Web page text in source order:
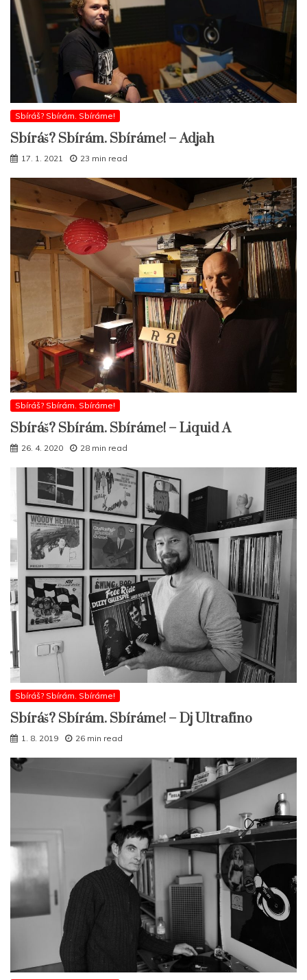
Sbíráš? Sbírám. Sbíráme!
Sbíráš? Sbírám. Sbíráme! – Adjah
17. 1. 2021 23 min read
Sbíráš? Sbírám. Sbíráme!
Sbíráš? Sbírám. Sbíráme! – Liquid A
26. 4. 2020 28 min read
Sbíráš? Sbírám. Sbíráme!
Sbíráš? Sbírám. Sbíráme! – Dj Ultrafino
1. 8. 2019 26 min read